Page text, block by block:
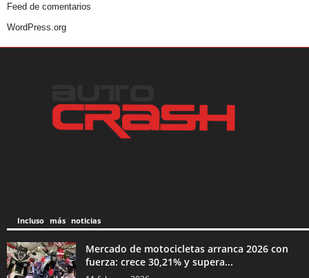
Feed de comentarios
WordPress.org
Incluso más noticias
Mercado de motocicletas arranca 2026 con
fuerza: crece 30,21% y supera...